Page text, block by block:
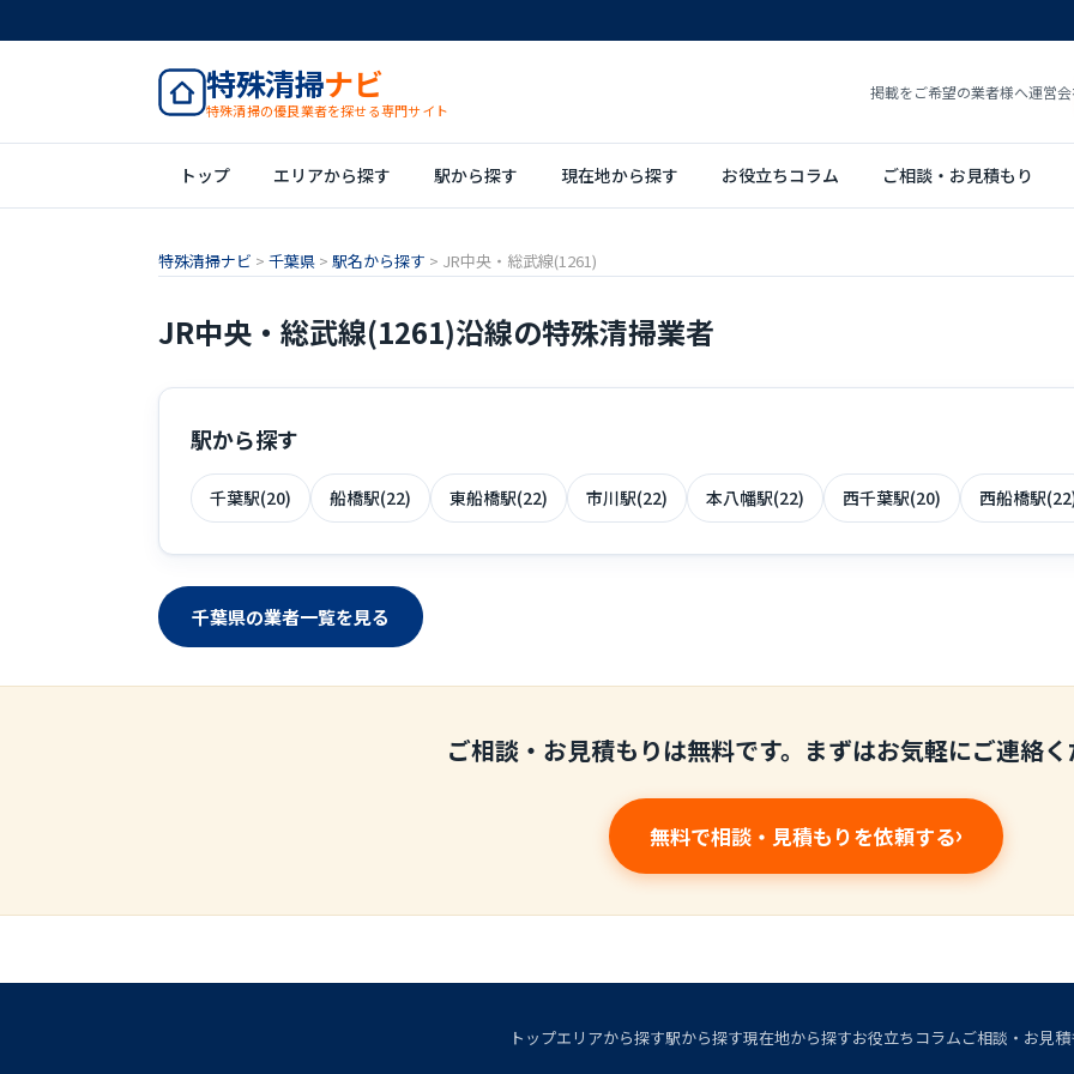
特殊清掃ナビ
特殊清掃の優良業者を探せる専門サイト
掲載をご希望の業者様へ運営
トップ エリアから探す 駅から探す 現在地から探す お役立ちコラム ご相談・お見積もり
特殊清掃ナビ > 千葉県 > 駅名から探す > JR中央・総武線(1261)
JR中央・総武線(1261)沿線の特殊清掃業者
駅から探す
千葉駅(20) 船橋駅(22) 東船橋駅(22) 市川駅(22) 本八幡駅(22) 西千葉駅(20) 西船橋駅
千葉県の業者一覧を見る
ご相談・お見積もりは無料です。まずはお気軽にご連絡く
無料で相談・見積もりを依頼する
トップエリアから探す駅から探す現在地から探すお役立ちコラムご相談・お見積